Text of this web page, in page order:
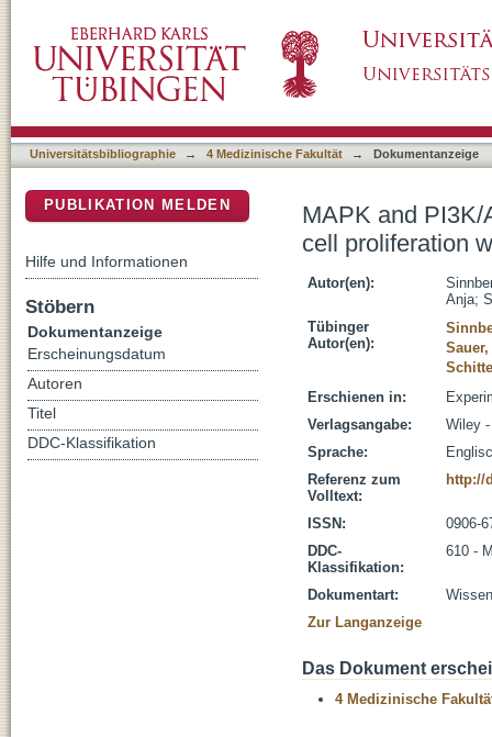
counteracted by an autoregulatory loop
Universitätsbibliographie → 4 Medizinische Fakultät → Dokumentanzeige
MAPK and PI3K/
cell proliferation
Autor(en):
Anja;
Tübinger
Autor(en):
Erschienen in:
Verlagsangabe:
Wiley
Sprache:
Referenz zum
Volltext:
http://
ISSN:
0906-
DDC-
Klassifikation:
610 -
Dokumentart:
Zur Langanzeige
Das Dokument
4 Medizinische
PUBLIKATION MELDEN
Hilfe und Informationen
Stöbern
Dokumentanzeige
Erscheinungsdatum
Autoren
Titel
DDC-Klassifikation